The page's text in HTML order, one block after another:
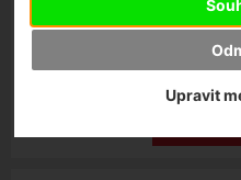
Upravit
149 999